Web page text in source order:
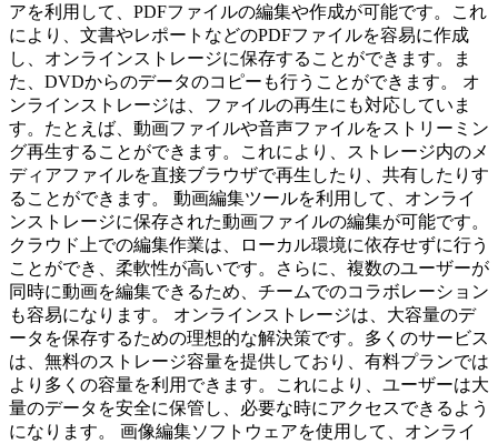
アを利用して、PDFファイルの編集や作成が可能です。これ
により、文書やレポートなどのPDFファイルを容易に作成
し、オンラインストレージに保存することができます。ま
た、DVDからのデータのコピーも行うことができます。 オ
ンラインストレージは、ファイルの再生にも対応していま
す。たとえば、動画ファイルや音声ファイルをストリーミン
グ再生することができます。これにより、ストレージ内のメ
ディアファイルを直接ブラウザで再生したり、共有したりす
ることができます。 動画編集ツールを利用して、オンライ
ンストレージに保存された動画ファイルの編集が可能です。
クラウド上での編集作業は、ローカル環境に依存せずに行う
ことができ、柔軟性が高いです。さらに、複数のユーザーが
同時に動画を編集できるため、チームでのコラボレーション
も容易になります。 オンラインストレージは、大容量のデ
ータを保存するための理想的な解決策です。多くのサービス
は、無料のストレージ容量を提供しており、有料プランでは
より多くの容量を利用できます。これにより、ユーザーは大
量のデータを安全に保管し、必要な時にアクセスできるよう
になります。 画像編集ソフトウェアを使用して、オンライ